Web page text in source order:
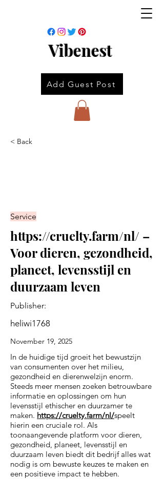
Vibenest
Add Guest Post
< Back
Service
https://cruelty.farm/nl/ –
Voor dieren, gezondheid,
planeet, levensstijl en
duurzaam leven
Publisher:
heliwi1768
November 19, 2025
In de huidige tijd groeit het bewustzijn
van consumenten over het milieu,
gezondheid en dierenwelzijn enorm.
Steeds meer mensen zoeken betrouwbare
informatie en oplossingen om hun
levensstijl ethischer en duurzamer te
maken. https://cruelty.farm/nl/speelt
hierin een cruciale rol. Als
toonaangevende platform voor dieren,
gezondheid, planeet, levensstijl en
duurzaam leven biedt dit bedrijf alles wat
nodig is om bewuste keuzes te maken en
een positieve impact te hebben.